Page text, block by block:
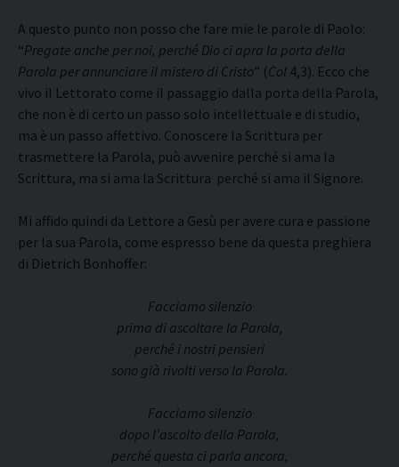
A questo punto non posso che fare mie le parole di Paolo:
“Pregate anche per noi, perché Dio ci apra la porta della
Parola per annunciare il mistero di Cristo” (Col 4,3). Ecco che
vivo il Lettorato come il passaggio dalla porta della Parola,
che non è di certo un passo solo intellettuale e di studio,
ma è un passo affettivo. Conoscere la Scrittura per
trasmettere la Parola, può avvenire perché si ama la
Scrittura, ma si ama la Scrittura perché si ama il Signore.
Mi affido quindi da Lettore a Gesù per avere cura e passione
per la sua Parola, come espresso bene da questa preghiera
di Dietrich Bonhoffer:
Facciamo silenzio
prima di ascoltare la Parola,
perché i nostri pensieri
sono già rivolti verso la Parola.
Facciamo silenzio
dopo l’ascolto della Parola,
perché questa ci parla ancora,